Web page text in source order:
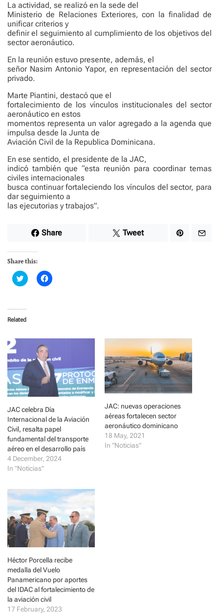
La actividad, se realizó en la sede del
Ministerio de Relaciones Exteriores, con la finalidad de
unificar criterios y
definir el seguimiento al cumplimiento de los objetivos del
sector aeronáutico.
En la reunión estuvo presente, además, el
señor Nasim Antonio Yapor, en representación del sector
privado.
Marte Piantini, destacó que el
fortalecimiento de los vínculos institucionales del sector
aeronáutico en estos
momentos representa un valor agregado a la agenda que
impulsa desde la Junta de
Aviación Civil de la Republica Dominicana.
En ese sentido, el presidente de la JAC,
indicó también que “esta reunión para coordinar temas
civiles internacionales
busca continuar fortaleciendo los vínculos del sector, para
dar seguimiento a
las ejecutorias y trabajos”.
Share Tweet
Share this:
C
l
t
o
s
r
n
T
t
t
e
(
O
p
e
n
s
n
n
e
i
n
d
w
)
C
l
r
n
F
a
c
e
b
o
o
k
(
O
p
e
n
s
i
n
w
i
n
d
o
w
)
Related
JAC celebra Día
Internacional de la Aviación
Civil, resalta papel
fundamental del transporte
aéreo en el desarrollo país
4 December, 2024
In "Noticias"
JAC: nuevas operaciones
aéreas fortalecen sector
aeronáutico dominicano
18 May, 2021
In "Noticias"
Héctor Porcella recibe
medalla del Vuelo
Panamericano por aportes
del IDAC al fortalecimiento de
la aviación civil
17 February, 2023